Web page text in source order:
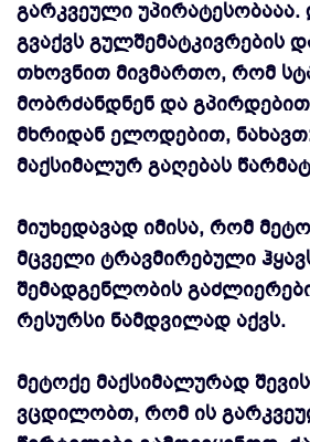
გარკვეული უპირატესობააა.
გვაქვს გულშემატკივრების
თხოვნით მივმართო, რომ
მობრძანდნენ და
მხრიდან ელოდებით,
მაქსიმალურ გაღებას
მიუხედავად იმისა, რომ
მცველი ტრავმირებული
შემადგენლობის
რესურსი ნამდვილად აქვს.
მეტოქე მაქსიმალურად
ვცდილობთ, რომ ის